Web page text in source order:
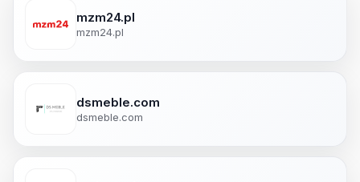
mzm24.pl
mzm24.pl
dsmeble.com
dsmeble.com